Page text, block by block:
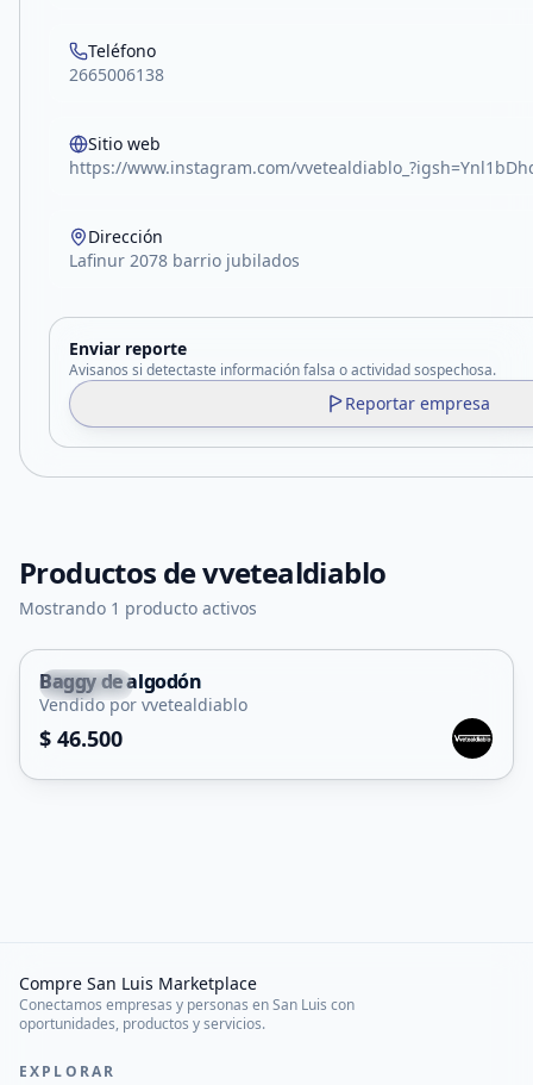
Teléfono
2665006138
Sitio web
https://www.instagram.com/
Dirección
Lafinur 2078 barrio jubilados
Enviar reporte
Avisanos si detectaste información falsa o actividad sospechosa.
Reportar empresa
Productos devvetealdiablo
Mostrando 1 producto activos
Capital
Baggy de algodón
Vendido por vvetealdiablo
$ 46.500
Compre San Luis Marketplace
Conectamos empresas y personas en San Luis con
oportunidades, productos y servicios.
EXPLORAR